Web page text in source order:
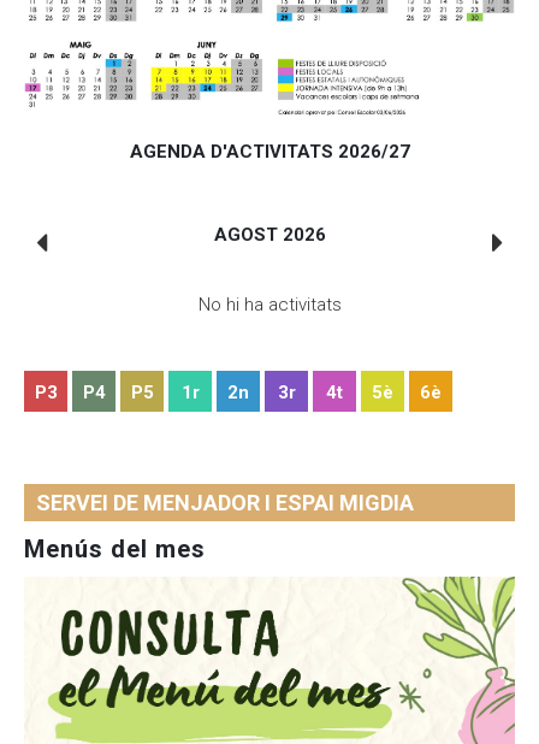
AGENDA D'ACTIVITATS 2026/27
AGOST 2026
No hi ha activitats
P3 P4 P5 1r 2n 3r 4t 5è 6è
SERVEI DE MENJADOR I ESPAI MIGDIA
Menús del mes